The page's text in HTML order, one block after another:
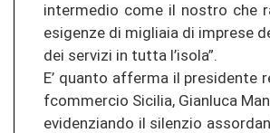
in­ter­me­dio come il nos­tro che
esi­gen­ze di migliaia di im­pre­se
dei ser­vi­zi in tutta l’isola”.
E’ quan­to af­fer­ma il pre­si­den­te
f­com­mer­cio Si­ci­lia, Gian­lu­ca
evi­den­zian­do il si­len­zio